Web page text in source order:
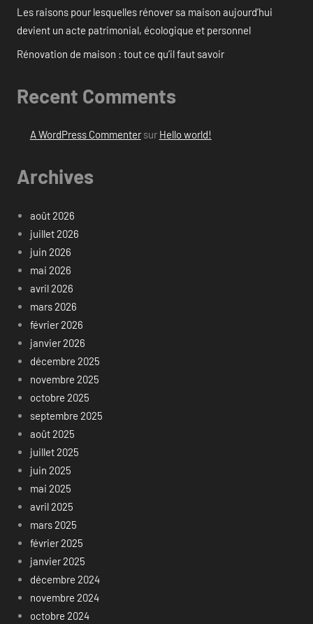
Les raisons pour lesquelles rénover sa maison aujourd’hui
devient un acte patrimonial, écologique et personnel
Rénovation de maison : tout ce qu’il faut savoir
Recent Comments
A WordPress Commentersur Hello world!
Archives
août 2026
juillet 2026
juin 2026
mai 2026
avril 2026
mars 2026
février 2026
janvier 2026
décembre 2025
novembre 2025
octobre 2025
septembre 2025
août 2025
juillet 2025
juin 2025
mai 2025
avril 2025
mars 2025
février 2025
janvier 2025
décembre 2024
novembre 2024
octobre 2024